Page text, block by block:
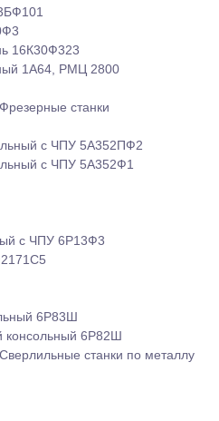
16К30Ф323
1А64, РМЦ 2800
станки
с ЧПУ 5А352ПФ2
с ЧПУ 5А352Ф1
с ЧПУ 6Р13Ф3
6Р83Ш
консольный 6Р82Ш
станки по металлу